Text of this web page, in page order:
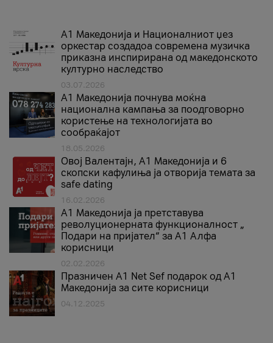
А1 Македонија и Националниот џез
оркестар создадоа современа музичка
приказна инспирирана од македонското
културно наследство
03.07.2026
A1 Македонија почнува моќна
национална кампања за поодговорно
користење на технологијата во
сообраќајот
18.05.2026
Овој Валентајн, A1 Македонија и 6
скопски кафулиња ја отворија темата за
safe dating
16.02.2026
А1 Македонија ја претставува
револуционерната функционалност „
Подари на пријател“ за А1 Алфа
корисници
02.02.2026
Празничен A1 Net Sеf подарок од А1
Македонија за сите корисници
04.12.2025